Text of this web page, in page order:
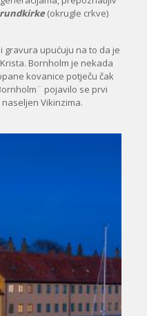
rundkirke(okrugle crkve)
gravura upućuju na to da je
Bornholm je nekada
kovanice potječu čak
pojavilo se prvi
Vikinzima.